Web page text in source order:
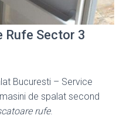
Rufe Sector 3
Bucuresti – Service
de spalat second
rufe.